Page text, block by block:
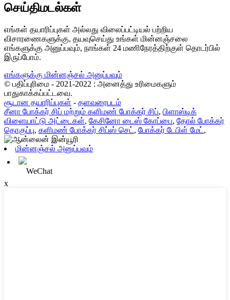
செய்திமடல்கள்
எங்கள் தயாரிப்புகள் அல்லது விலைப்பட்டியல் பற்றிய
விசாரணைகளுக்கு, தயவுசெய்து உங்கள் மின்னஞ்சலை
எங்களுக்கு அனுப்பவும், நாங்கள் 24 மணிநேரத்திற்குள் தொடர்பில்
இருப்போம்.
எங்களுக்கு மின்னஞ்சல் அனுப்பவும்
© பதிப்புரிமை - 2021-2022 : அனைத்து உரிமைகளும்
பாதுகாக்கப்பட்டவை.
சூடான தயாரிப்புகள் - தளவரைபடம்
சீனா போக்கர் சிப் மற்றும் களிமண் போக்கர் சிப், பிளாஸ்டிக்
விளையாட்டு அட்டைகள், கேசினோ டைஸ் கோப்பை, தோல் போக்கர்
தொகுப்பு, களிமண் போக்கர் சிப்ஸ் செட் , போக்கர் டேபிள் மேட் ,
மின்னஞ்சல் அனுப்பவும்
WeChat
x